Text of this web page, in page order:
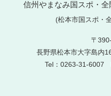
信州やまなみ国スポ・
(松本市国スポ・
〒
長野県松本市大字島内
Tel：0263-31-6007